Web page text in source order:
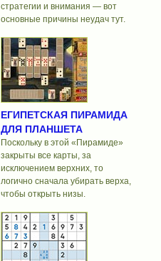
стратегии и внимания — вот
основные причины неудач тут.
ЕГИПЕТСКАЯ ПИРАМИДА
ДЛЯ ПЛАНШЕТА
Поскольку в этой «Пирамиде»
закрыты все карты, за
исключением верхних, то
логично сначала убирать верха,
чтобы открыть низы.